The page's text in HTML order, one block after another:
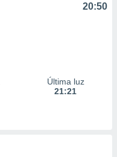
20:50
Última luz
21:21